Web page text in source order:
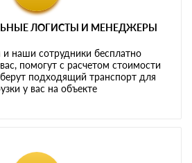
ЛОГИСТЫ И МЕНЕДЖЕРЫ
и наши сотрудники бесплатно
помогут с расчетом стоимости
подходящий транспорт для
у вас на объекте